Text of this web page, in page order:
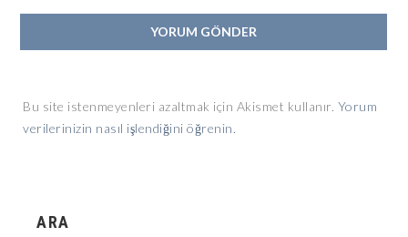
Bu site istenmeyenleri azaltmak için Akismet kullanır. Yorum
verilerinizin nasıl işlendiğini öğrenin.
ARA